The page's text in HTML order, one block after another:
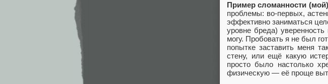
Пример сломанности (мой)
проблемы: во-первых,
эффективно заниматься
уровне бреда)
могу. Пробовать я не был
попытке заставить меня
стену, или ещё какую
просто было настолько
физическую — её проще